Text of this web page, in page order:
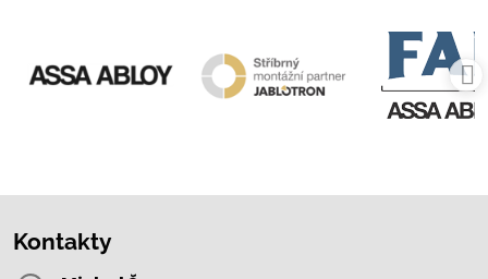
Kontakty